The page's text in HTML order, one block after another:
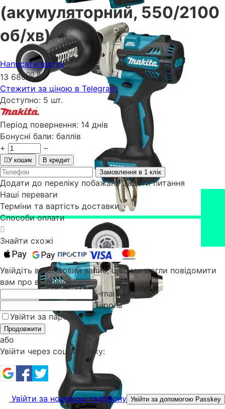
(акумуляторний, 550/2100
об/хв)
Написати відгук
13 68000 ₴
Стежити за ціною в Telegram
Доступно: 5 шт.
Період повернення: 14 днів
Бонусні бали: баллів
+
−
У кошик
В кредит
Замовлення в 1 клік
Додати до переліку побажань Задати питання
Наші переваги
Терміни та вартість доставки
Способи оплати
Знайти схожі
Увійдіть в обліковий запис, щоб ми могли повідомити
вам про відповідь
E-mail
Пароль
Увійти за паролем
Продовжити
або
Увійти через соц. мережу:
Увійти за номером телефону Увійти за допомогою Passkey